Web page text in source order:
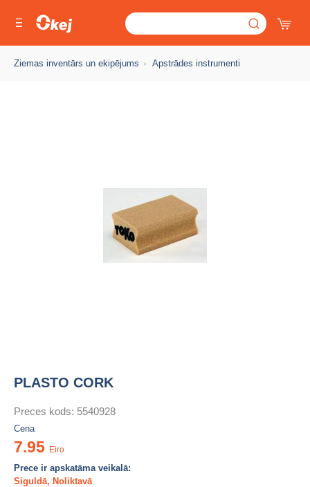
Ziemas inventārs un ekipējums Apstrādes instrumenti
PLASTO CORK
Preces kods: 5540928
Cena
7.95 Eiro
Prece ir apskatāma veikalā:
Siguldā, Noliktavā